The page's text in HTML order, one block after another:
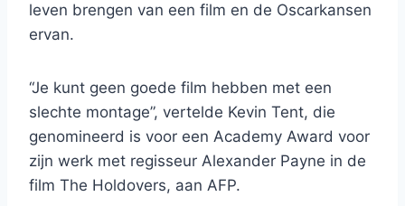
leven brengen van een film en de Oscarkansen
ervan.
“Je kunt geen goede film hebben met een
slechte montage”, vertelde Kevin Tent, die
genomineerd is voor een Academy Award voor
zijn werk met regisseur Alexander Payne in de
film The Holdovers, aan AFP.